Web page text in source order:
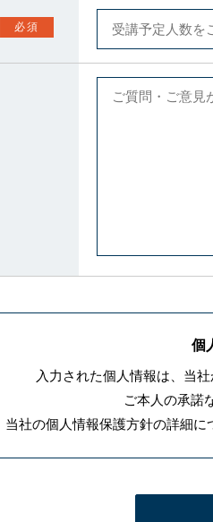
必須
個
入力された個人情報は、当
ご本人の承諾
当社の個人情報保護方針の詳細